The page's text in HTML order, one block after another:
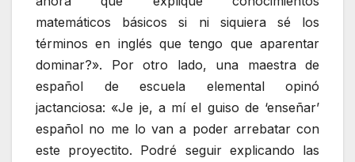
matemáticos básicos si ni siquiera sé los
términos en inglés que tengo que aparentar
dominar?». Por otro lado, una maestra de
español de escuela elemental opinó
jactanciosa: «Je je, a mí el guiso de ‘enseñar’
español no me lo van a poder arrebatar con
este proyectito. Podré seguir explicando las